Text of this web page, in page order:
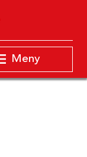
Meny